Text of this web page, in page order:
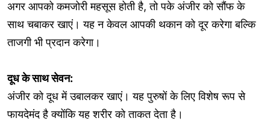
अगर आपको कमजोरी महसूस होती है, तो पके अंजीर को सौंफ के
साथ चबाकर खाएं। यह न केवल आपकी थकान को दूर करेगा बल्कि
ताजगी भी प्रदान करेगा।
दूध के साथ सेवन:
अंजीर को दूध में उबालकर खाएं। यह पुरुषों के लिए विशेष रूप से
फायदेमंद है क्योंकि यह शरीर को ताकत देता है।